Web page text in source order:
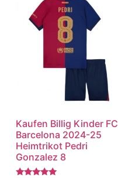
Kaufen Billig Kinder FC
Barcelona 2024-25
Heimtrikot Pedri
Gonzalez 8